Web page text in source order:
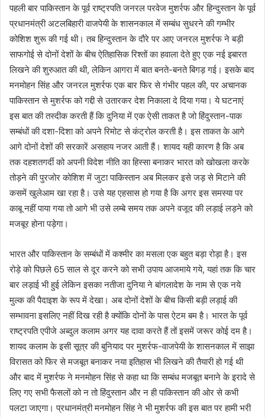
पहली बार पाकिस्तान के पूर्व राष्ट्रपति जनरल परवेज मुशर्रफ और हिन्दुस्तान के पूर्व
प्रधानमंत्री अटलबिहारी वाजपेयी के शासनकाल में सम्बंध सुधरने की गम्भीर
कोशिश शुरू की गई थी। तब हिन्दुस्तान के दौरे पर आए जनरल मुशर्रफ ने बड़ी
साफगोई से दोनों देशों के बीच ऐतिहासिक रिश्तों का हवाला देते हुए एक नई इबारत
लिखने की शुरुआत की थी, लेकिन आगरा में बात बनते-बनते बिगड़ गई। इसके बाद
मनमोहन सिंह और जनरल मुशर्रफ एक बार फिर से गंभीर पहल की, पर अचानक
पाकिस्तान से मुशर्रफ को गद्दी से उतारकर देश निकाला दे दिया गया। ये घटनाएं
इस बात की तस्दीक करती हैं कि दुनिया में एक ऐसी ताकत है जो हिंदुस्तान-पाक
सम्बंधों की दशा-दिशा को अपने रिमोट से कंट्रोल करती है। इस ताकत के आगे
आगे दोनों देशों की सरकारें असहाय नजर आती हैं। शायद यही कारण है कि अब
तक दहशतगर्दी को अपनी विदेश नीति का हिस्सा बनाकर भारत को खोखला करके
तोड़ने की पुरजोर कोशिश में जुटा पाकिस्तान अब मिलकर इसे जड़ से मिटाने की
कसमें खुलेआम खा रहा है। उसे यह एहसास हो गया है कि अगर इस समस्या पर
काबू नहीं पाया गया तो आगे भी उसे लम्बे समय तक अपने वजूद की लड़ाई लड़ने को
मजबूर होना पड़ेगा।
भारत और पाकिस्तान के सम्बंधों में कश्मीर का मसला एक बहुत बड़ा रोड़ा है। इस
रोड़े को पिछले 65 साल से दूर करने को सभी उपाय आजमाये गये, यहां तक कि चार
बार लड़ाई भी हुई लेकिन इसका नतीजा दुनिया ने बांगलादेश के नाम से एक नये
मुल्क की पैदाइश के रूप में देखा। अब दोनों देशों के बीच किसी बड़ी लड़ाई की
सम्भावना इसलिए नहीं दिख रही है क्योंकि दोनों के पास ऐटम बम है। भारत के पूर्व
राष्ट्रपति एपीजे अब्दुल कलाम अगर यह दावा करते हैं तों इसमें जरूर कोई दम है।
शायद कलाम के इसी सूत्र की बुनियाद पर मुशर्रफ-वाजपेयी के शासनकाल में साझा
विरासत को फिर से मजबूत बनाकर नया इतिहास भी लिखने की तैयारी हो गई थी
और बाद में मुशर्रफ ने मनमोहन सिंह से कहा था कि सम्बंध मजबूत बनाने के इरादे से
लिए गए सभी फैसलों को न तो हिंदुस्तान और न ही पाकिस्तान की ओर से कभी
पलटा जाएगा। प्रधानमंत्री मनमोहन सिंह ने भी मुशर्रफ की इस बात पर हामी भरी